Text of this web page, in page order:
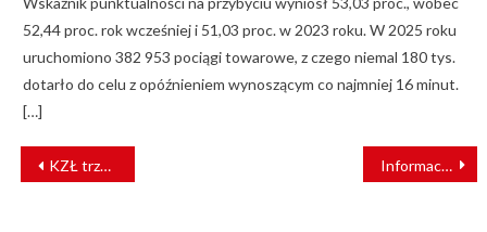
52,44 proc. rok wcześniej i 51,03 proc. w 2023 roku. W 2025 roku
uruchomiono 382 953 pociągi towarowe, z czego niemal 180 tys.
dotarło do celu z opóźnieniem wynoszącym co najmniej 16 minut.
[…]
NAWIGACJA
WPISU
KZŁ trzeci raz laureatem Diamentów Forbesa 2017 Informacja na temat oceny zgodności realizowanej przez IK